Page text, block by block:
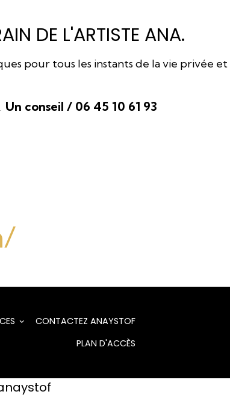
DE L'ARTISTE ANA.
pour tous les instants de la vie privée et
Un conseil / 06 45 10 61 93
CONTACTEZ ANAYSTOF
PLAN D'ACCÈS